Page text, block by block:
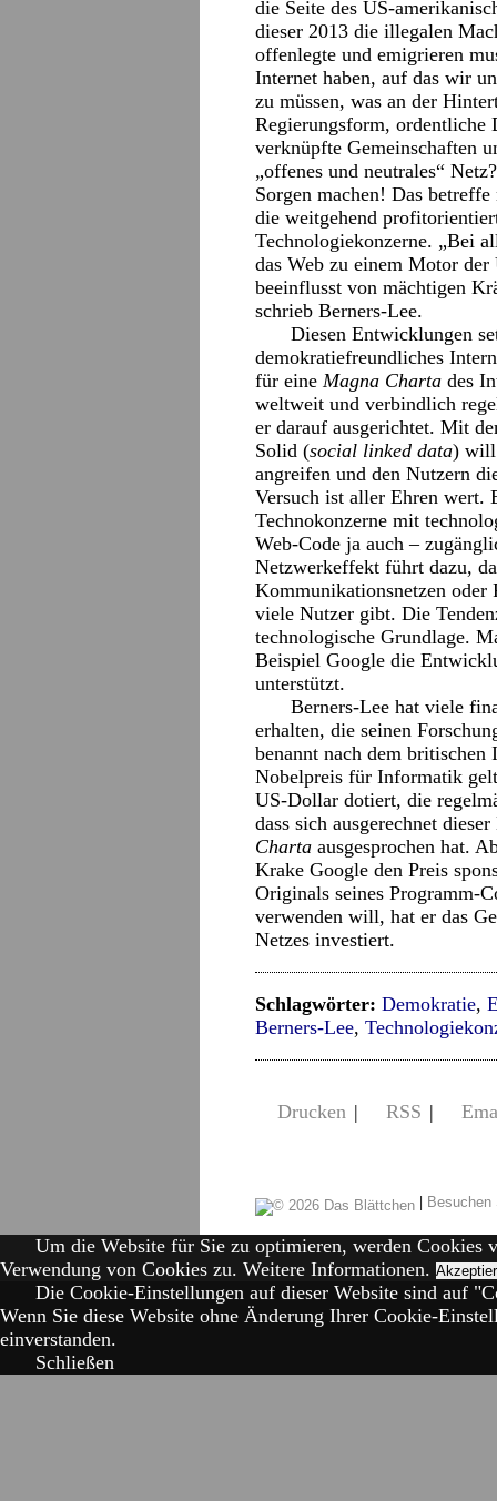
die Seite des US-
dieser 2013 die illegalen
offenlegte und emigrieren
Internet haben, auf das wir
zu müssen, was an der
Regierungsform, ordentliche
verknüpfte Gemeinschaften
„offenes und neutrales“
Sorgen machen! Das
die weitgehend
Technologiekonzerne. „Bei
das Web zu einem Motor
beeinflusst von mächtigen
schrieb Berners-Lee.
Diesen Entwicklungen
demokratiefreundliches
für eine Magna Charta des
weltweit und verbindlich
er darauf ausgerichtet. Mit
Solid (social linked data) will
angreifen und den Nutzern
Versuch ist aller Ehren wert.
Technokonzerne mit
Web-Code ja auch –
Netzwerkeffekt führt dazu,
Kommunikationsnetzen oder
viele Nutzer gibt. Die
technologische Grundlage.
Beispiel Google die
unterstützt.
Berners-Lee hat viele
erhalten, die seinen
benannt nach dem
Nobelpreis für Informatik
US-Dollar dotiert, die
dass sich ausgerechnet
Charta ausgesprochen hat.
Krake Google den Preis
Originals seines Programm-
verwenden will, hat er das
Netzes investiert.
Schlagwörter: Demokratie,
Berners-Lee,
Drucken | RSS |
|
Um die Website für Sie zu optimieren, werden Cookies
Verwendung von Cookies zu. Weitere Informationen.
Die Cookie-Einstellungen auf dieser Website sind auf
Wenn Sie diese Website ohne Änderung Ihrer Cookie-
einverstanden.
Schließen